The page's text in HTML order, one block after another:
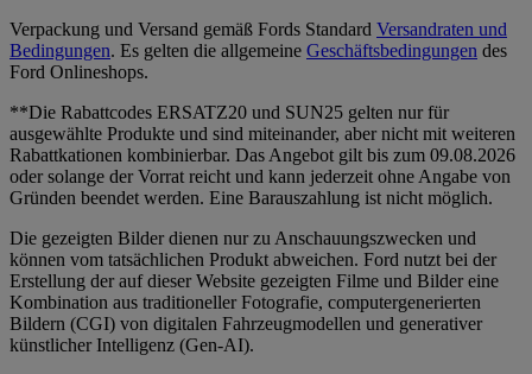
Verpackung und Versand gemäß Fords Standard Versandraten und
Bedingungen. Es gelten die allgemeine Geschäftsbedingungen des
Ford Onlineshops.
**Die Rabattcodes ERSATZ20 und SUN25 gelten nur für
ausgewählte Produkte und sind miteinander, aber nicht mit weiteren
Rabattkationen kombinierbar. Das Angebot gilt bis zum 09.08.2026
oder solange der Vorrat reicht und kann jederzeit ohne Angabe von
Gründen beendet werden. Eine Barauszahlung ist nicht möglich.
Die gezeigten Bilder dienen nur zu Anschauungszwecken und
können vom tatsächlichen Produkt abweichen. Ford nutzt bei der
Erstellung der auf dieser Website gezeigten Filme und Bilder eine
Kombination aus traditioneller Fotografie, computergenerierten
Bildern (CGI) von digitalen Fahrzeugmodellen und generativer
künstlicher Intelligenz (Gen-AI).